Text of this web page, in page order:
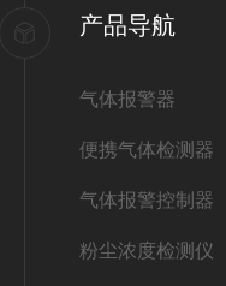
产品导航
气体报警器
便携气体检测器
气体报警控制器
粉尘浓度检测仪